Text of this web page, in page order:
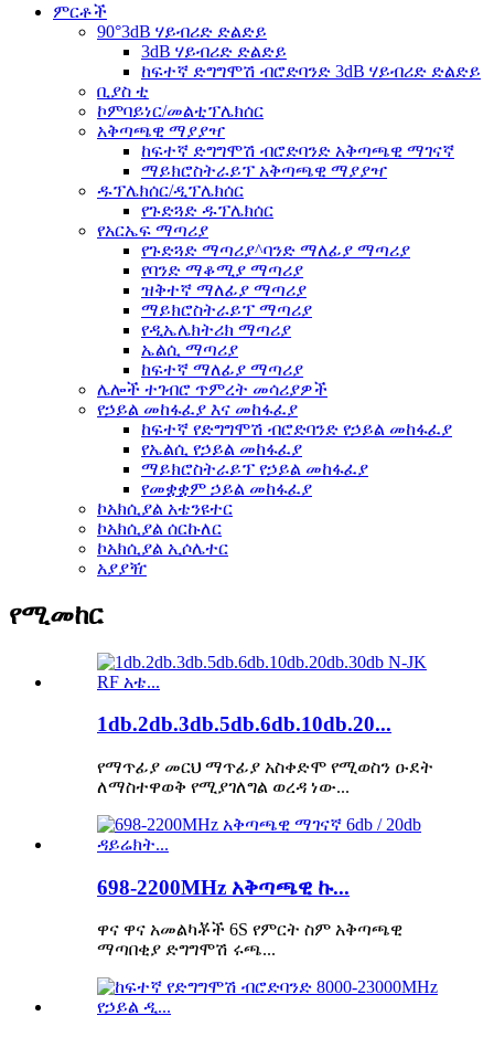
ምርቶች
90°3dB ሃይብሪድ ድልድይ
3dB ሃይብሪድ ድልድይ
ከፍተኛ ድግግሞሽ ብሮድባንድ 3dB ሃይብሪድ ድልድይ
ቢያስ ቲ
ኮምባይነር/መልቲፕሌክሰር
አቅጣጫዊ ማያያዣ
ከፍተኛ ድግግሞሽ ብሮድባንድ አቅጣጫዊ ማገናኛ
ማይክሮስትራይፕ አቅጣጫዊ ማያያዣ
ዱፕሌክሰር/ዲፕሌክሰር
የጉድጓድ ዱፕሌክሰር
የአርኤፍ ማጣሪያ
የጉድጓድ ማጣሪያ^ባንድ ማለፊያ ማጣሪያ
የባንድ ማቆሚያ ማጣሪያ
ዝቅተኛ ማለፊያ ማጣሪያ
ማይክሮስትራይፕ ማጣሪያ
የዲኤሌክትሪክ ማጣሪያ
ኤልሲ ማጣሪያ
ከፍተኛ ማለፊያ ማጣሪያ
ሌሎች ተገብሮ ጥምረት መሳሪያዎች
የኃይል መከፋፈያ እና መከፋፈያ
ከፍተኛ የድግግሞሽ ብሮድባንድ የኃይል መከፋፈያ
የኤልሲ የኃይል መከፋፈያ
ማይክሮስትራይፕ የኃይል መከፋፈያ
የመቋቋም ኃይል መከፋፈያ
ኮአክሲያል አቴንዩተር
ኮአክሲያል ሰርኩለር
ኮአክሲያል ኢሶሌተር
አያያዥ
የሚመከር
1db.2db.3db.5db.6db.10db.20...
የማጥፊያ መርህ ማጥፊያ አስቀድሞ የሚወስን ዑደት
ለማስተዋወቅ የሚያገለግል ወረዳ ነው...
698-2200MHz አቅጣጫዊ ኩ...
ዋና ዋና አመልካቾች 6S የምርት ስም አቅጣጫዊ
ማጣበቂያ ድግግሞሽ ሩጫ...